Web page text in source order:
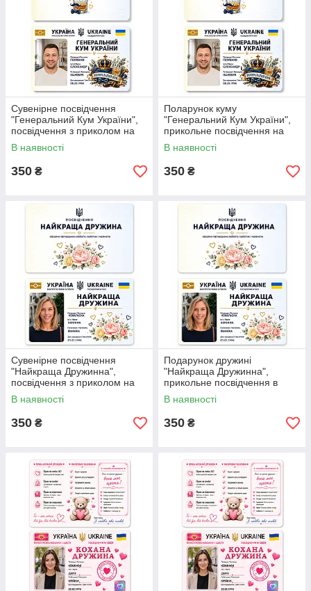
Сувенірне посвідчення
"Генеральний Кум України",
посвідчення з приколом на
подарунок для кума.
В наявності
350 ₴
Поларунок куму
"Генеральний Кум України",
прикольне посвідчення на
подарунок для Кума
В наявності
350 ₴
Сувенірне посвідчення
"Найкраща Дружинна",
посвідчення з приколом на
подарунок для жінки/
дружини.
В наявності
350 ₴
Подарунок дружині
"Найкраща Дружинна",
прикольне посвідчення в
подарунок на День
Народження.
В наявності
350 ₴